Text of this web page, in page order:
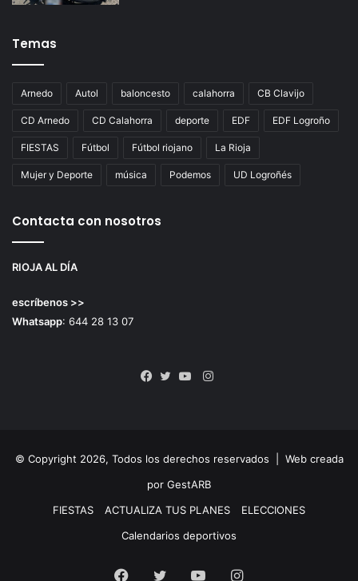
Temas
Arnedo Autol baloncesto calahorra CB Clavijo
CD Arnedo CD Calahorra deporte EDF EDF Logroño
FIESTAS Fútbol Fútbol riojano La Rioja
Mujer y Deporte música Podemos UD Logroñés
Contacta con nosotros
RIOJA AL DÍA
escríbenos >>
Whatsapp: 644 28 13 07
Instagram
© Copyright 2026, Todos los derechos reservados | Web creada
por GestARB
FIESTAS
ACTUALIZA TUS PLANES
ELECCIONES
Calendarios deportivos
Facebook
Twitter YouTubeInstagram